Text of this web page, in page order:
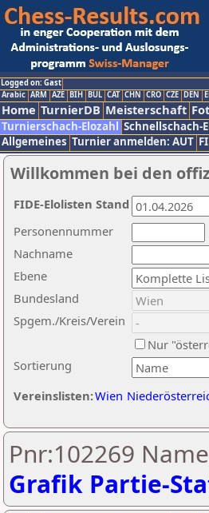
Logged on: Gast
Arabic ARM AZE BIH BUL CAT CHN CRO CZE DEN
Home TurnierDB Meisterschaft
Turnierschach-Elozahl Schnellschach-
Allgemeines Turnier anmelden: AUT
Willkommen bei den
Nachname
Ebene
Sortierung
Personennummer
Bundesland
Spgem./Kreis/Verein
Nur
Vereinslisten:Wien
FIDE-Elolisten Stand
Pnr:102269
Grafik Partie-